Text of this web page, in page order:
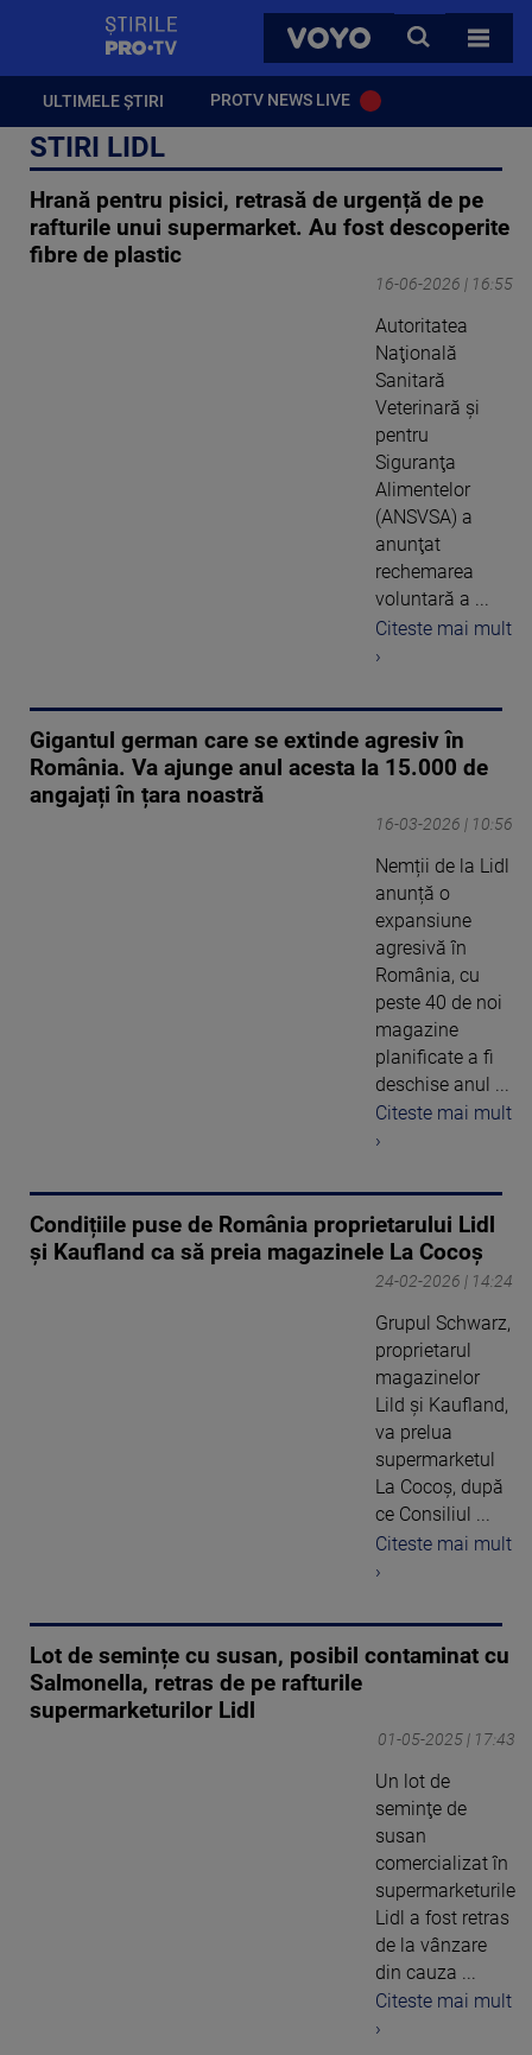
VOYO
CAUTA
TOATE
ULTIMELE ȘTIRI PROTV NEWS LIVE
STIRI LIDL
Hrană pentru pisici, retrasă de urgență de pe
rafturile unui supermarket. Au fost descoperite
fibre de plastic
16-06-2026 | 16:55
Autoritatea
Naţională
Sanitară
Veterinară şi
pentru
Siguranţa
Alimentelor
(ANSVSA) a
anunţat
rechemarea
voluntară a ...
Citeste mai mult
›
Gigantul german care se extinde agresiv în
România. Va ajunge anul acesta la 15.000 de
angajați în țara noastră
16-03-2026 | 10:56
Nemții de la Lidl
anunță o
expansiune
agresivă în
România, cu
peste 40 de noi
magazine
planificate a fi
deschise anul ...
Citeste mai mult
›
Condițiile puse de România proprietarului Lidl
și Kaufland ca să preia magazinele La Cocoș
24-02-2026 | 14:24
Grupul Schwarz,
proprietarul
magazinelor
Lild şi Kaufland,
va prelua
supermarketul
La Cocoş, după
ce Consiliul ...
Citeste mai mult
›
Lot de semințe cu susan, posibil contaminat cu
Salmonella, retras de pe rafturile
supermarketurilor Lidl
01-05-2025 | 17:43
Un lot de
seminţe de
susan
comercializat în
supermarketurile
Lidl a fost retras
de la vânzare
din cauza ...
Citeste mai mult
›